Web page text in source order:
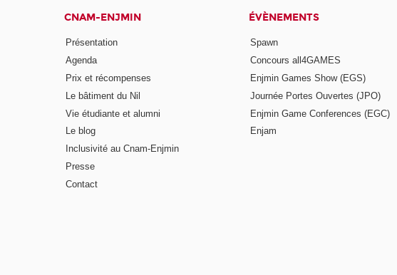
CNAM-ENJMIN
Présentation
Agenda
Prix et récompenses
Le bâtiment du Nil
Vie étudiante et alumni
Le blog
Inclusivité au Cnam-Enjmin
Presse
Contact
ÉVÈNEMENTS
Spawn
Concours all4GAMES
Enjmin Games Show (EGS)
Journée Portes Ouvertes (JPO)
Enjmin Game Conferences (EGC)
Enjam